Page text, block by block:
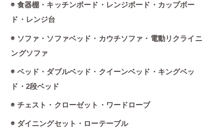
◉ 食器棚・キッチンボード・レンジボード・カップボー
ド・レンジ台
◉ ソファ・ソファベッド・カウチソファ・電動リクライニ
ングソファ
◉ ベッド・ダブルベッド・クイーンベッド・キングベッ
ド・2段ベッド
◉ チェスト・クローゼット・ワードローブ
◉ ダイニングセット・ローテーブル